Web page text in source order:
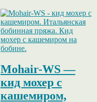
Mohair-WS —
кид мохер c
кашемиром,